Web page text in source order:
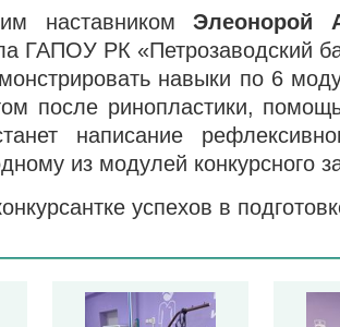
наставникомЭлеонорой
ГАПОУ РК «Петрозаводский
навыки по 6
после ринопластики,
написание
из модулей конкурсного
успехов в